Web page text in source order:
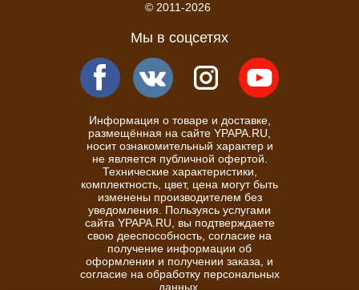
© 2011-2026
Мы в соцсетях
Информация о товаре и доставке,
размещённая на сайте YPAPA.RU,
носит ознакомительный характер и
не является публичной офертой.
Технические характеристики,
комплектность, цвет, цена могут быть
изменены производителем без
уведомления. Пользуясь услугами
сайта YPAPA.RU, вы подтверждаете
свою дееспособность, согласие на
получение информации об
оформлении и получении заказа, и
согласие на обработку персональных
данных.